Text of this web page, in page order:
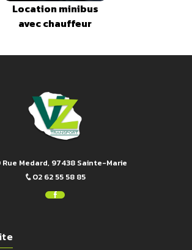
Location minibus
avec chauffeur
Rue Medard, 97438 Sainte-Marie
02 62 55 58 85